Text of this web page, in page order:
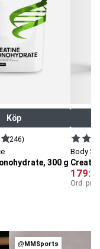
kraftansträngning i
Den gynnsamma
till en mångsidig
Köp
(246)
300 g
Body
179:-
Ord.
@MMSports